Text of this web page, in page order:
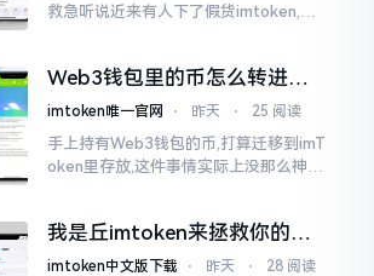
救急听说近来有人下了假货imtoken,心
是陷阱。
Web3钱包里的币怎么转进
imToken？别慌，三步搞定
imtoken唯一官网 ⋅ 昨天 ⋅ 25 阅读
手上持有Web3钱包的币,打算迁移到imT
oken里存放,这件事情实际上没那么神秘
我是丘imtoken来拯救你的钱
包
imtoken中文版下载 ⋅ 昨天 ⋅ 28 阅读